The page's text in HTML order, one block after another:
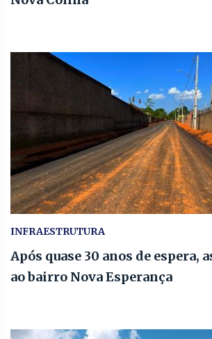
INFRAESTRUTURA
Após quase 30 anos de espera,
ao bairro Nova Esperança